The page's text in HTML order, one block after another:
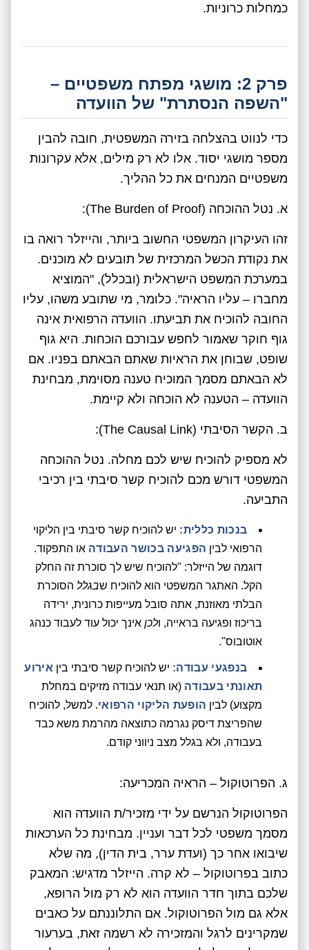
כמחלות כרוניות.
פרק 2: מושגי מפתח משפטיים –
"השפה הנסתרת" של הוועדה
כדי לנווט בהצלחה בזירה המשפטית, חובה להבין
מספר מושגי יסוד. אלו לא רק מילים, אלא עקרונות
משפטיים המנחים את כל ההליך.
א. נטל ההוכחה (The Burden of Proof):
זהו העיקרון המשפטי החשוב ביותר, והייזלר רואה בו
את נקודת הכשל המרכזית של תובעים לא מוכנים.
במערכת המשפט הישראלית (ובכלל), "המוציא
מחברו – עליו הראיה". כלומר, מי שתובע משהו, עליו
החובה להוכיח את תביעתו. הוועדה הרפואית אינה
גוף חוקר שאמור לחפש עבורכם הוכחות. היא גוף
שופט, שבוחן את הראיות שאתם הבאתם בפניו. אם
לא הבאתם מסמך המוכיח טענה מסוימת, מבחינת
הוועדה – הטענה לא הוכחה ולא קיימת.
ב. הקשר הסיבתי (The Causal Link):
לא מספיק להוכיח שיש לכם מחלה. נטל ההוכחה
המשפטי דורש מכם להוכיח קשר סיבתי בין רכיבי
התביעה.
בנכות כללית: יש להוכיח קשר סיבתי בין הליקוי
הרפואי לבין הפגיעה בכושר העבודה או התפקוד.
דוגמה של הייזלר: "להוכיח שיש לך סוכרת זה החלק
הקל. האתגר המשפטי הוא להוכיח שבגלל הסוכרת
הבלתי מאוזנת, אתה סובל מעייפות כרונית, ירידה
בריכוז ופגיעה בראייה, ולכןאינך יכול עוד לעבוד כנהג
אוטובוס".
בנפגעי עבודה: יש להוכיח קשר סיבתי בין אירוע
תאונתי בעבודה (או תנאי עבודה מזיקים במחלת
מקצוע) לבין הופעת הליקוי הרפואי. למשל, להוכיח
שהפריצת דיסק נגרמה כתוצאה מהרמת משא כבד
בעבודה, ולא בגלל מצב ניווני קודם.
ג. הפרוטוקול – הראיה המכריעה:
הפרוטוקול הנרשם על ידי מזכיר/ת הוועדה הוא
מסמך משפטי לכל דבר ועניין. מבחינת כל הערכאות
שיבואו אחר כך (ועדת ערר, בית הדין), מה שלא
כתוב בפרוטוקול – לא קרה. הייזלר מדגיש: המאבק
שלכם בתוך חדר הוועדה הוא לא רק מול הרופא,
אלא גם מול הפרוטוקול. אם התלוננתם על כאבים
שמקרינים לרגל והמזכירה לא רשמה זאת, בערעור